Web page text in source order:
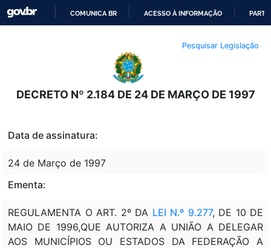
O
CONTEÚDO
COMUNICA BR ACESSO À INFORMAÇÃO
Pesquisar Legislação
DECRETO Nº 2.184 DE 24 DE MARÇO DE 1997
Data de assinatura:
24 de Março de 1997
Ementa:
REGULAMENTA O ART. 2º DA LEI N.º 9.277, DE 10 DE
MAIO DE 1996,QUE AUTORIZA A UNIÃO A DELEGAR
AOS MUNICÍPIOS OU ESTADOS DA FEDERAÇÃO A